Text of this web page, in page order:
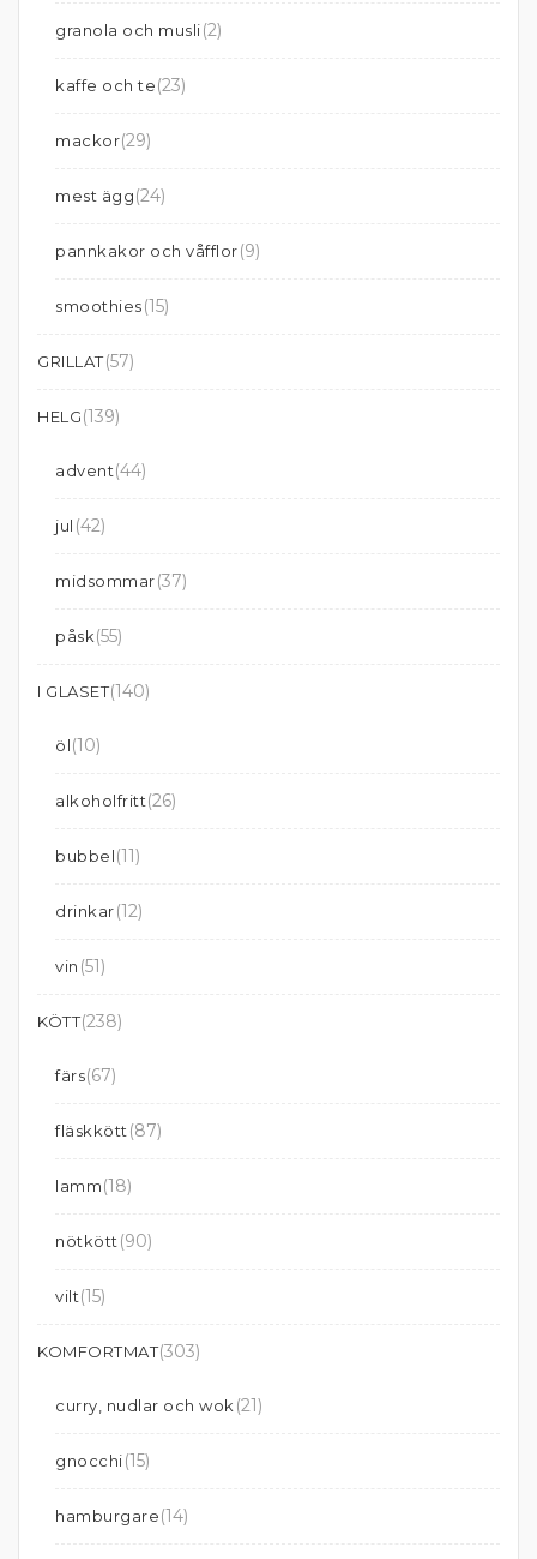
granola och musli(2)
kaffe och te(23)
mackor(29)
mest ägg(24)
pannkakor och våfflor(9)
smoothies(15)
GRILLAT(57)
HELG(139)
advent(44)
jul (42)
midsommar(37)
påsk(55)
I GLASET(140)
öl(10)
alkoholfritt(26)
bubbel(11)
drinkar(12)
vin (51)
KÖTT(238)
färs(67)
fläskkött(87)
lamm(18)
nötkött(90)
vilt(15)
KOMFORTMAT(303)
curry, nudlar och wok(21)
gnocchi(15)
hamburgare(14)